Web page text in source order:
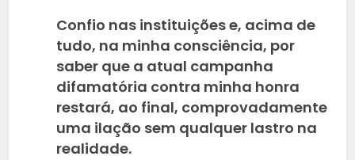
Confio nas instituições e, acima de
tudo, na minha consciência, por
saber que a atual campanha
difamatória contra minha honra
restará, ao final, comprovadamente
uma ilação sem qualquer lastro na
realidade.